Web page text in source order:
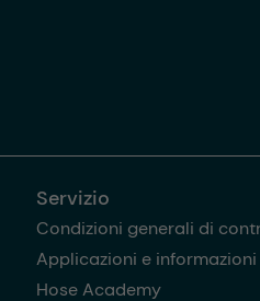
Servizio
Condizioni generali di
Applicazioni e
Hose Academy